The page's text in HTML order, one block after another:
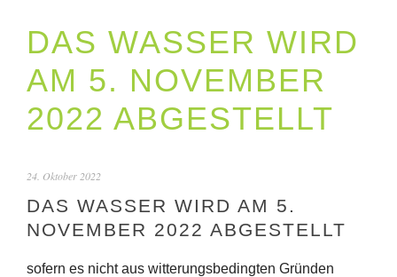
DAS WASSER WIRD
AM 5. NOVEMBER
2022 ABGESTELLT
24. Oktober 2022
DAS WASSER WIRD AM 5.
NOVEMBER 2022 ABGESTELLT
sofern es nicht aus witterungsbedingten Gründen